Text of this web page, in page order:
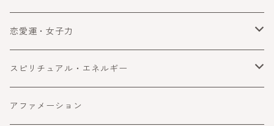
金運
ビジネス
ラッキー・望みを叶える
恋愛運・女子力
恋愛運
女子力アップ
スピリチュアル・エネルギー
スピリチュアル
アファメーション